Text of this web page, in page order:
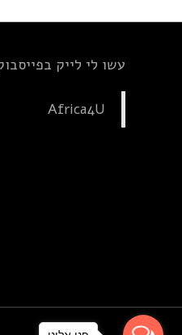
עשו לי לייק
Africa4U